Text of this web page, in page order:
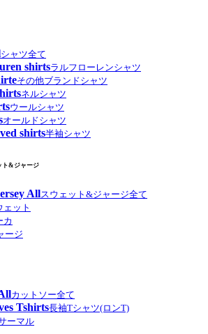
シャツ全て
shirtsラルフローレンシャツ
その他ブランドシャツ
ネルシャツ
ウールシャツ
オールドシャツ
shirts半袖シャツ
ト&ジャージ
Allスウェット&ジャージ全て
ェット
カ
ージ
カットソー全て
Tshirts長袖Tシャツ(ロンT)
ーマル